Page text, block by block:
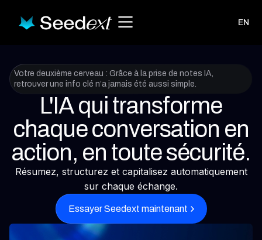
EN
Votre deuxième cerveau : Grâce à la prise de notes IA,
retrouver une info clé n’a jamais été aussi simple.
L'IA qui transforme
chaque conversation en
action, en toute sécurité.
Résumez, structurez et capitalisez automatiquement
sur chaque échange.
Essayer Seedext maintenant